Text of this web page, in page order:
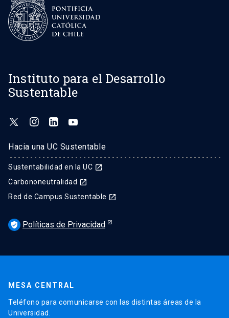
Instituto para el Desarrollo
Sustentable
Hacia una UC Sustentable
Sustentabilidad en la UC launch
Carbononeutralidad launch
Red de Campus Sustentable launch
verified_user Políticas de Privacidad
MESA CENTRAL
Teléfono para comunicarse con las distintas áreas de la
Universidad.